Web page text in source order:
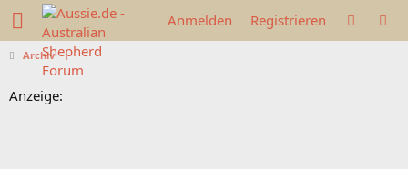
Anmelden Registrieren
Archiv
Anzeige: